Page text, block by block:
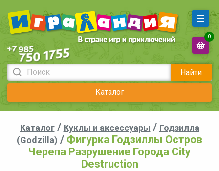
Найти
Каталог
0
Каталог/ Куклы и аксессуары / Годзилла
(Godzilla) / Фигурка Годзиллы Остров
Черепа Разрушение Города City
Destruction